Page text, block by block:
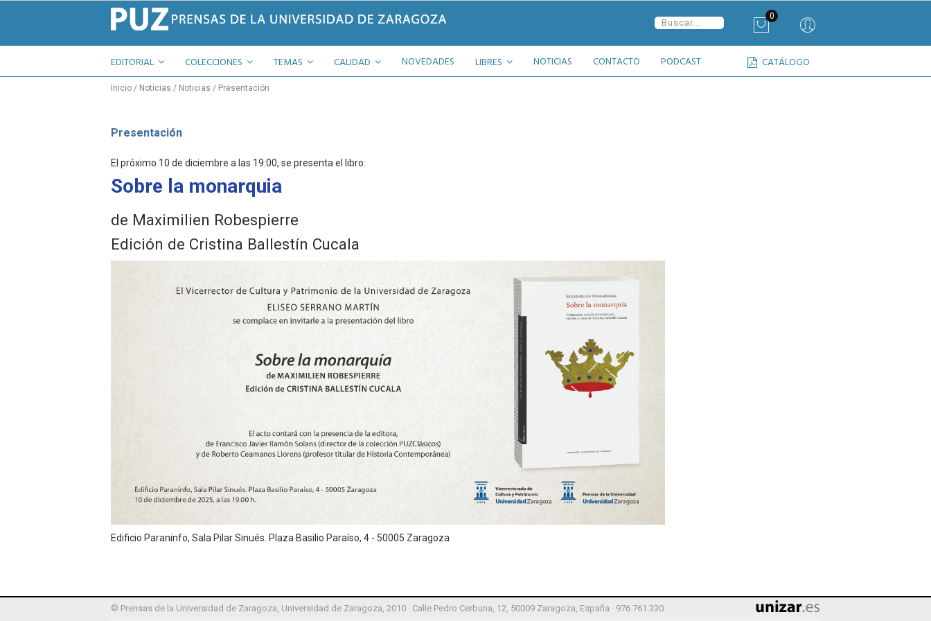
0
EDITORIAL COLECCIONES TEMAS CATÁLOGO
CALIDAD NOVEDADES LIBRES NOTICIAS CONTACTO PODCAST
Inicio Noticias Noticias Presentación
Presentación
El próximo 10 de diciembre a las 19:00, se presenta el libro:
Sobre la monarquia
de Maximilien Robespierre
Edición de Cristina Ballestín Cucala
Edificio Paraninfo, Sala Pilar Sinués. Plaza Basilio Paraíso, 4 - 50005 Zaragoza
© Prensas de la Universidad de Zaragoza, Universidad de Zaragoza, 2010 · Calle Pedro Cerbuna, 12, 50009 Zaragoza, España · 976 761 330